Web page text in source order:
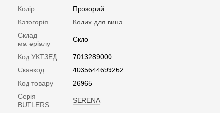
Колір
Прозорий
Категорія
Келих для вина
Склад
матеріалу
Скло
Код УКТЗЕД
7013289000
Сканкод
4035644699262
Код товару
26965
Серія
BUTLERS
SERENA